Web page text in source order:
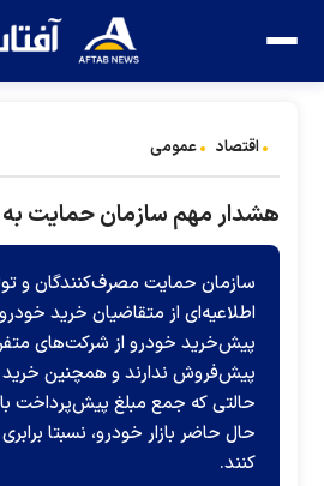
اقتصاد عمومی
هشدار مهم سازمان حمایت به
سازمان حمایت مصرف‌کنندگان و
اطلاعیه‌ای از متقاضیان خرید
پیش‌خرید خودرو از شرکت‌های
پیش‌فروش ندارند و همچنین
حالتی که جمع مبلغ پیش‌پرداخت
حال حاضر بازار خودرو، نسبتا
کنند.